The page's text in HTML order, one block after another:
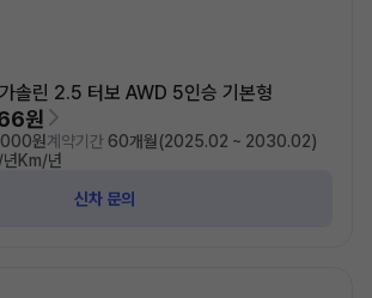
가솔린 2.5 터보 AWD 5인승 기본형
원
원계약기간 60개월(2025.02 ~ 2030.02)
Km/년
신차 문의